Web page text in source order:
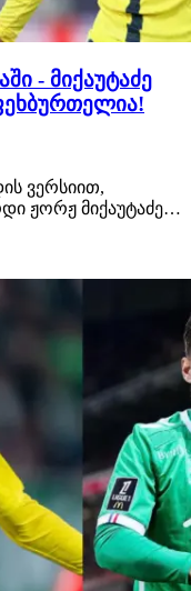
- მიქაუტაძე
ვერსიით,
ჟორჟ მიქაუტაძე
გახდა
ესპანეთის
ამ თვეში